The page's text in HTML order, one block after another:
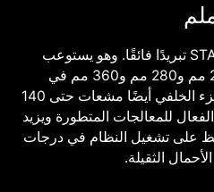
يوفر مشعاع STARKER AIR BTF تبريدًا فائقًا. وهو يستوعب
مشعات مقاس 120 مم و240 مم و280 مم و360 مم في
الأمام والأعلى، بينما يدعم الجزء الخلفي أيضًا مشعات حتى 140
للمعالجات المتطورة ويزيد
على تشغيل النظام في درجات
الثقيلة.